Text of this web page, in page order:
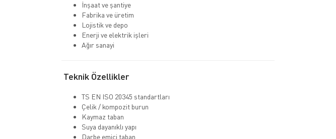
İnşaat ve şantiye
Fabrika ve üretim
Lojistik ve depo
Enerji ve elektrik işleri
Ağır sanayi
Teknik Özellikler
TS EN ISO 20345 standartları
Çelik / kompozit burun
Kaymaz taban
Suya dayanıklı yapı
Darbe emici taban